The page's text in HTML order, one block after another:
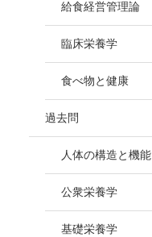
給食経営管理論
臨床栄養学
食べ物と健康
過去問
人体の構造と機能
公衆栄養学
基礎栄養学